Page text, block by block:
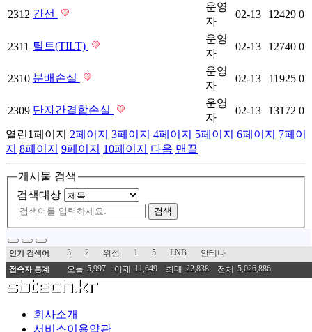
2312 간선
운영
자
02-13 12429 0
2311 틸트(TILT)
운영
자
02-13 12740 0
2310 분배손실
운영
자
02-13 11925 0
2309 단자간결합손실
운영
자
02-13 13172 0
열린1페이지 2페이지 3페이지 4페이지 5페이지 6페이지 7페이
지 8페이지 9페이지 10페이지 다음 맨끝
게시물 검색
검색대상
검색
인기 검색어 3 2 위성 1 5 LNB 안테나
접속자 통계 오늘 5,997 어제 11,649 최대 22,838 전체 5,026,886
회사소개
서비스이용약관